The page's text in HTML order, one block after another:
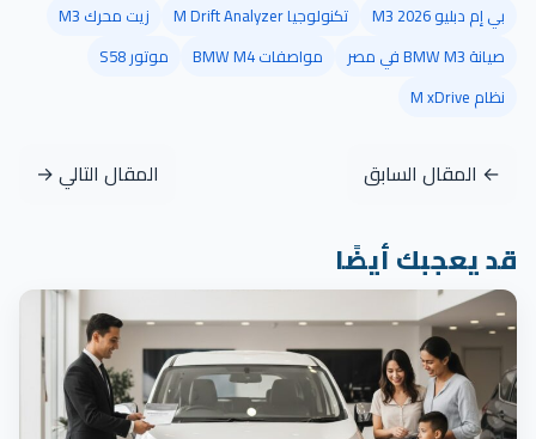
بي إم دبليو M3 2026
تكنولوجيا M Drift Analyzer
زيت محرك M3
صيانة BMW M3 في مصر
مواصفات BMW M4
موتور S58
نظام M xDrive
← المقال السابق المقال التالي →
قد يعجبك أيضًا